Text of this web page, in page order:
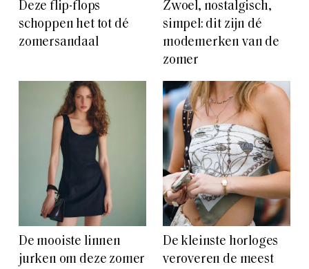
Deze flip-flops
schoppen het tot dé
zomersandaal
Zwoel, nostalgisch,
simpel: dit zijn dé
modemerken van de
zomer
De mooiste linnen
jurken om deze zomer
De kleinste horloges
veroveren de meest